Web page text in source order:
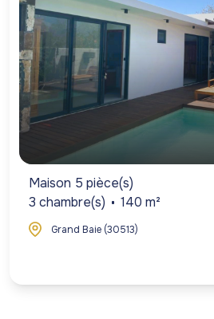
Maison 5 pièce(s)
3 chambre(s)
140 m²
Grand Baie (30513)